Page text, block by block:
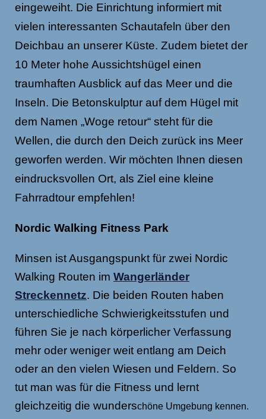
eingeweiht. Die Einrichtung informiert mit
vielen interessanten Schautafeln über den
Deichbau an unserer Küste. Zudem bietet der
10 Meter hohe Aussichtshügel einen
traumhaften Ausblick auf das Meer und die
Inseln. Die Betonskulptur auf dem Hügel mit
dem Namen „Woge retour“ steht für die
Wellen, die durch den Deich zurück ins Meer
geworfen werden. Wir möchten Ihnen diesen
eindrucksvollen Ort, als Ziel eine kleine
Fahrradtour empfehlen!
Nordic Walking Fitness Park
Minsen ist Ausgangspunkt für zwei Nordic
Walking Routen im Wangerländer
Streckennetz. Die beiden Routen haben
unterschiedliche Schwierigkeitsstufen und
führen Sie je nach körperlicher Verfassung
mehr oder weniger weit entlang am Deich
oder an den vielen Wiesen und Feldern. So
tut man was für die Fitness und lernt
gleichzeitig die wunderschöne Umgebung kennen.